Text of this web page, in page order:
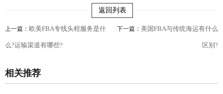
返回列表
上一篇： 欧美FBA专线头程服务是什
么?运输渠道有哪些?
下一篇： 美国FBA与传统海运有什么
区别?
相关推荐